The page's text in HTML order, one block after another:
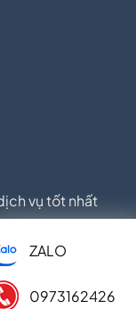
ZALO
0973162426
vụ tốt nhất